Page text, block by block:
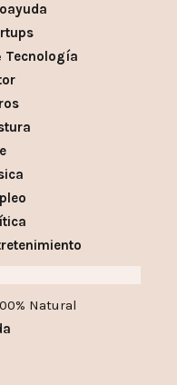
Tecnología
Natural